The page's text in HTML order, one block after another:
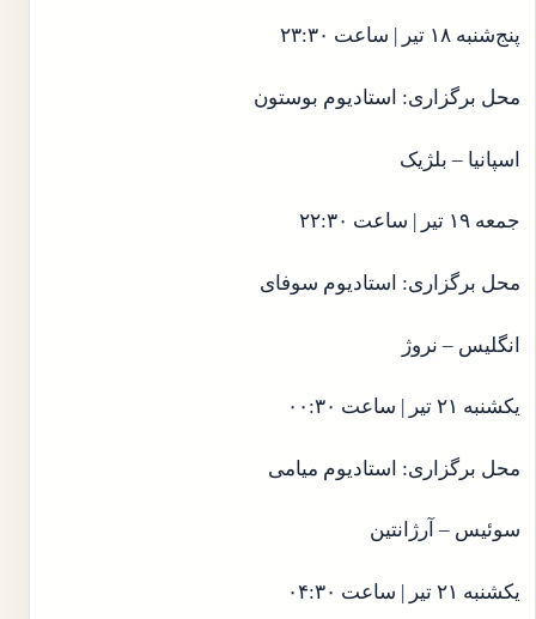
پنج‌شنبه ۱۸ تیر | ساعت ۲۳:۳۰
محل برگزاری: استادیوم بوستون
اسپانیا – بلژیک
جمعه ۱۹ تیر | ساعت ۲۲:۳۰
محل برگزاری: استادیوم سوفای
انگلیس – نروژ
یکشنبه ۲۱ تیر | ساعت ۰۰:۳۰
محل برگزاری: استادیوم میامی
سوئیس – آرژانتین
یکشنبه ۲۱ تیر | ساعت ۰۴:۳۰